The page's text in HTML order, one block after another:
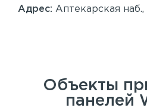
Адрес: Аптекарская
Объекты
панелей